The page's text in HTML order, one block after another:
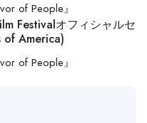
of People』
Festivalオフィシャルセ
of America)
of People』